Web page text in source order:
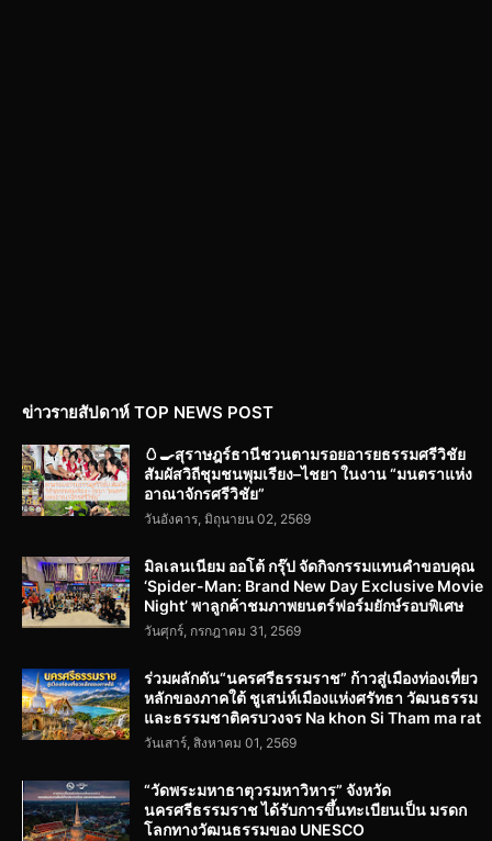
ข่าวรายสัปดาห์ TOP NEWS POST
🥚🍳สุราษฎร์ธานีชวนตามรอยอารยธรรมศรีวิชัย
สัมผัสวิถีชุมชนพุมเรียง–ไชยา ในงาน “มนตราแห่ง
อาณาจักรศรีวิชัย”
วันอังคาร, มิถุนายน 02, 2569
มิลเลนเนียม ออโต้ กรุ๊ป จัดกิจกรรมแทนคำขอบคุณ
‘Spider-Man: Brand New Day Exclusive Movie
Night’ พาลูกค้าชมภาพยนตร์ฟอร์มยักษ์รอบพิเศษ
วันศุกร์, กรกฎาคม 31, 2569
ร่วมผลักดัน“นครศรีธรรมราช” ก้าวสู่เมืองท่องเที่ยว
หลักของภาคใต้ ชูเสน่ห์เมืองแห่งศรัทธา วัฒนธรรม
และธรรมชาติครบวงจร Na khon Si Tham ma rat
วันเสาร์, สิงหาคม 01, 2569
“วัดพระมหาธาตุวรมหาวิหาร” จังหวัด
นครศรีธรรมราช ได้รับการขึ้นทะเบียนเป็น มรดก
โลกทางวัฒนธรรมของ UNESCO